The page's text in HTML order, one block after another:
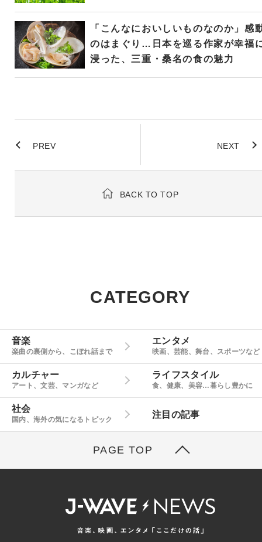
「こんなにおいしいものなのか」感
のはまぐり…日本を巡る作家が幸福
浸った、三重・桑名の食の魅力
PREV NEXT
BACK TO TOP
CATEGORY
音楽
楽曲の裏側から、こぼれ話まで
エンタメ
映画、芸能、舞台、スポーツなど
カルチャー
アート、文芸、マンガなど
ライフスタイル
食、健康、美容…暮らし豊かに
社会
国内、海外の気になるトピック
注目の記事
PAGE TOP